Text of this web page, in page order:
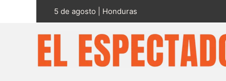
5 de agosto | Honduras